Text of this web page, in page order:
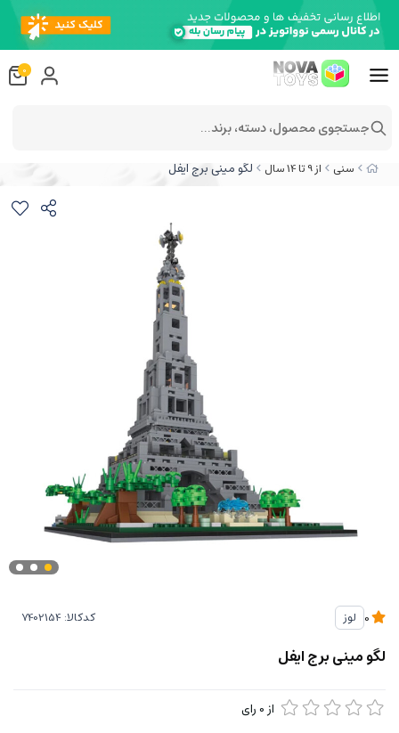
سنی از 9 تا 14 سال لگو مینی برج ایفل
لوز کدکالا:
لگو مینی برج ایفل
از 0 رای
0
جستجوی محصول، دسته، برند...